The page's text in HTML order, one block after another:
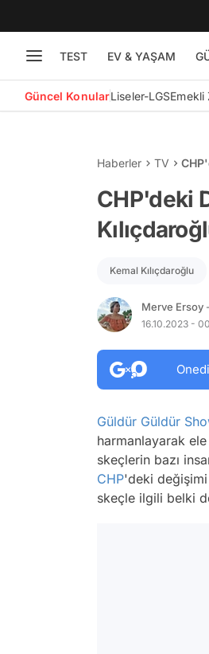
TEST EV & YAŞAM
Güncel KonularLiseler-LGSEmekli
Haberler TV
CHP'deki
Kemal Kılıçdaroğlu
Merve Ersoy
16.10.2023 -
Güldür Güldür
harmanlayarak
skeçlerin bazı
CHP'deki değişimi
skeçle ilgili belki